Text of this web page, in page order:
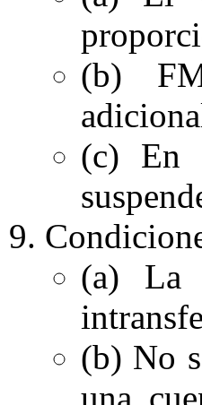
(b)
(c) En
(a) La
(b) No